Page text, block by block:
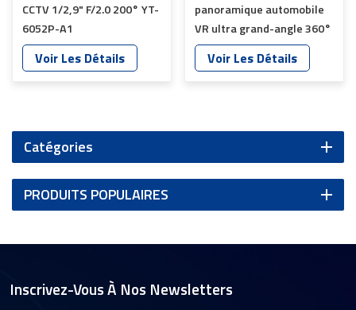
CCTV 1/2,9" F/2.0 200° YT-
6052P-A1
Voir Les Détails
panoramique automobile
VR ultra grand-angle 360°
Fisheye M12, fabricant YT-
6007P-C1
Voir Les Détails
Catégories
PRODUITS POPULAIRES
Inscrivez-Vous À Nos Newsletters